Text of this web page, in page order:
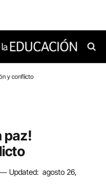
y conflicto
paz!
Updated: agosto 26,